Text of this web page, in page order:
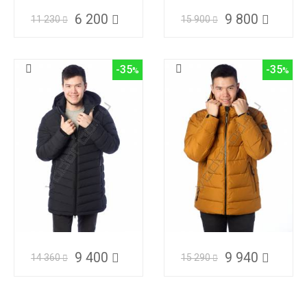
11 230 6 200 15 900 9 800
-35
14 360 9 400
-35
15 290 9 940